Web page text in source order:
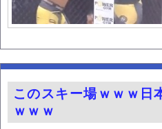
ちいかわ作者さん、総額30億超の大豪
韓国サッカー界 W杯やオリンピック等
安藤萌々アナ セクシーポーズ！！
ホームレスの数、20年ちょいで90％減少
『悪役令嬢転生おじさん』6話感想 モブ
おすすめのG-SHOCK教えろ。それ買う
このスキー場ｗｗｗ日
ｗｗｗ